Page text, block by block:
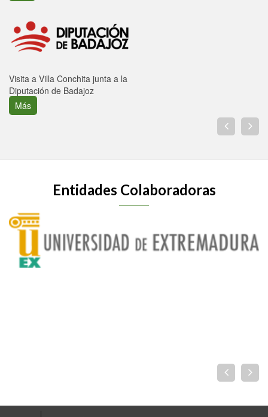
Visita a Villa Conchita junta a la
Diputación de Badajoz
Más
Entidades Colaboradoras